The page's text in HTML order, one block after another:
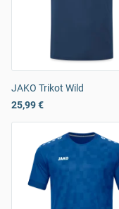
JAKO Trikot Wild
25,99 €